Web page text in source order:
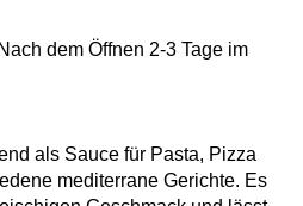
dem Öffnen 2-3 Tage im
als Sauce für Pasta, Pizza
mediterrane Gerichte. Es